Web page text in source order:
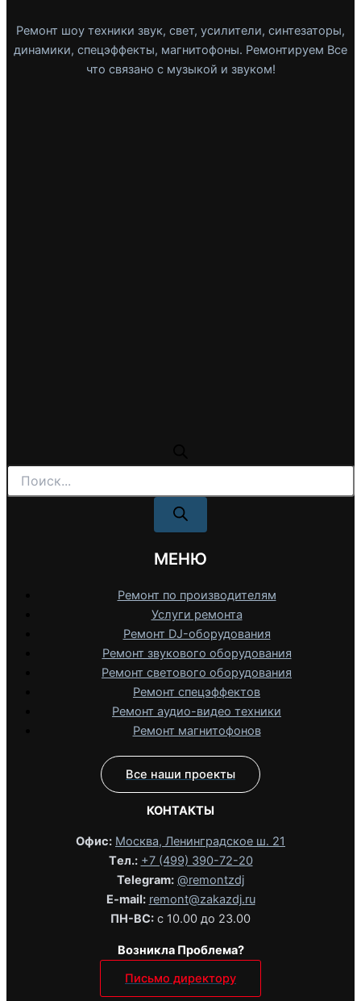
Ремонт шоу техники звук, свет, усилители, синтезаторы,
динамики, спецэффекты, магнитофоны. Ремонтируем Все
что связано с музыкой и звуком!
Поиск
товаров
МЕНЮ
Ремонт по производителям
Услуги ремонта
Ремонт DJ-оборудования
Ремонт звукового оборудования
Ремонт светового оборудования
Ремонт спецэффектов
Ремонт аудио-видео техники
Ремонт магнитофонов
Все наши проекты
КОНТАКТЫ
Офис: Москва, Ленинградское ш. 21
Tел.: +7 (499) 390-72-20
Telegram: @remontzdj‬
E-mail: remont@zakazdj.ru
ПН-ВС: с 10.00 до 23.00
Возникла Проблема?
Письмо директору